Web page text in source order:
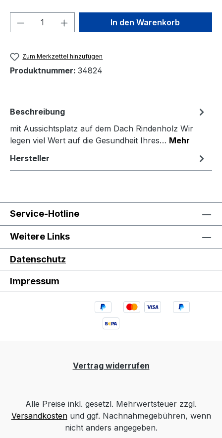
Produkt Anzahl: Gib denIn den Warenkorb
Zum Merkzettel hinzufügen
Produktnummer: 34824
Beschreibung
mit Aussichtsplatz auf dem Dach Rindenholz Wir
legen viel Wert auf die Gesundheit Ihres… Mehr
Hersteller
Service-Hotline
Weitere Links
Datenschutz
Impressum
Vertrag widerrufen
Alle Preise inkl. gesetzl. Mehrwertsteuer zzgl.
Versandkostenund ggf. Nachnahmegebühren, wenn
nicht anders angegeben.